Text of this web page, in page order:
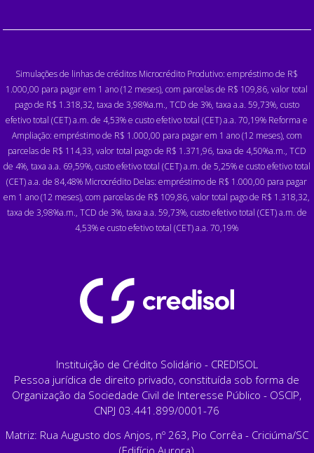
Simulações de linhas de créditos Microcrédito Produtivo: empréstimo de R$
1.000,00 para pagar em 1 ano (12 meses), com parcelas de R$ 109,86, valor total
pago de R$ 1.318,32, taxa de 3,98%a.m., TCD de 3%, taxa a.a. 59,73%, custo
efetivo total (CET) a.m. de 4,53% e custo efetivo total (CET) a.a. 70,19% Reforma e
Ampliação: empréstimo de R$ 1.000,00 para pagar em 1 ano (12 meses), com
parcelas de R$ 114,33, valor total pago de R$ 1.371,96, taxa de 4,50%a.m., TCD
de 4%, taxa a.a. 69,59%, custo efetivo total (CET) a.m. de 5,25% e custo efetivo total
(CET) a.a. de 84,48% Microcrédito Delas: empréstimo de R$ 1.000,00 para pagar
em 1 ano (12 meses), com parcelas de R$ 109,86, valor total pago de R$ 1.318,32,
taxa de 3,98%a.m., TCD de 3%, taxa a.a. 59,73%, custo efetivo total (CET) a.m. de
4,53% e custo efetivo total (CET) a.a. 70,19%
Instituição de Crédito Solidário - CREDISOL
Pessoa jurídica de direito privado, constituída sob forma de
Organização da Sociedade Civil de Interesse Público - OSCIP,
CNPJ 03.441.899/0001-76
Matriz: Rua Augusto dos Anjos, nº 263, Pio Corrêa - Criciúma/SC